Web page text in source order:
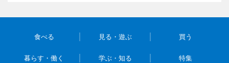
食べる 見る・遊ぶ 買う
暮らす・働く 学ぶ・知る 特集